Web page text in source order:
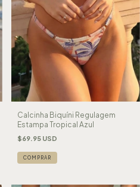
Calcinha Biquíni Regulagem
Estampa Tropical Azul
$69.95 USD
COMPRAR